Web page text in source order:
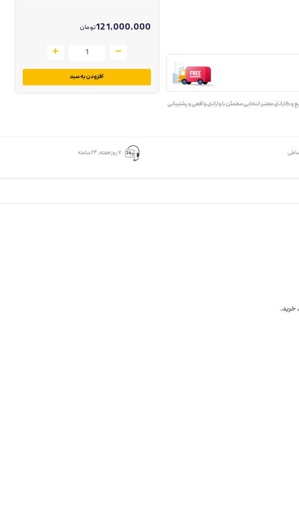
معتبر انتخابی مطمئن با وارانتی واقعی و پشتیبانی
121,000,000تومان
افزودن به سبد
۷ روز ﻫﻔﺘﻪ، ۲۴ ﺳﺎﻋﺘﻪ
خرید.